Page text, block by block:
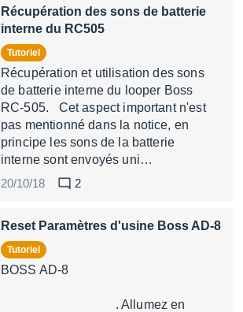
Récupération des sons de batterie
interne du RC505
Tutoriel
Récupération et utilisation des sons
de batterie interne du looper Boss
RC-505. Cet aspect important n'est
pas mentionné dans la notice, en
principe les sons de la batterie
interne sont envoyés uni…
20/10/18
2
Reset Paramètres d'usine Boss AD-8
Tutoriel
BOSS AD-8
. Allumez en